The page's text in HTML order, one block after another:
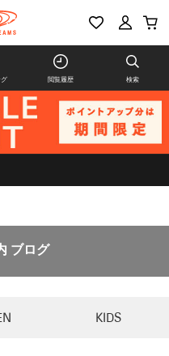
グ 閲覧履歴 検索
ブログ
KIDS